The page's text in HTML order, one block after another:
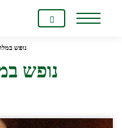
נופש
נופש